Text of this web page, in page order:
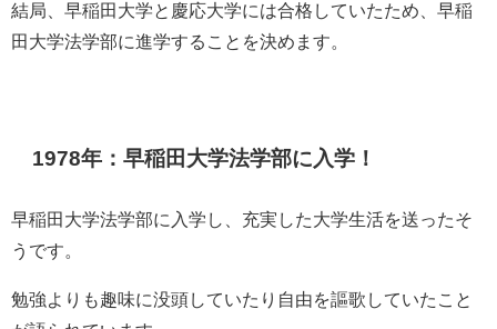
結局、早稲田大学と慶応大学には合格していたため、早稲
田大学法学部に進学することを決めます。
1978年：早稲田大学法学部に入学！
早稲田大学法学部に入学し、充実した大学生活を送ったそ
うです。
勉強よりも趣味に没頭していたり自由を謳歌していたこと